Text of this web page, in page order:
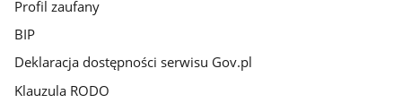
Profil zaufany
BIP
Deklaracja dostępności serwisu Gov.pl
Klauzula RODO